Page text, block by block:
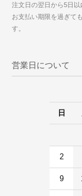
注文日の翌日から5日以
お支払い期限を過ぎて
す。
営業日について
日
2
9